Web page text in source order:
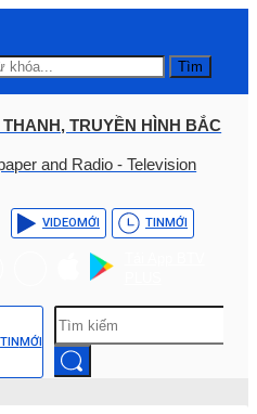
Tìm
TRUYỀN HÌNH BẮC
and Radio - Television
VIDEOMỚI TINMỚI
TINMỚI